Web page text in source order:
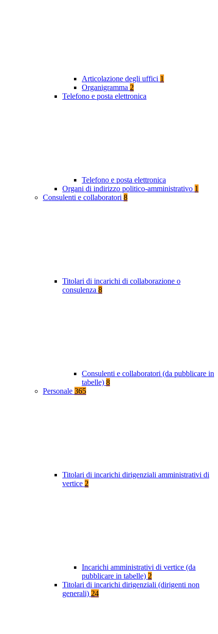
Articolazione degli uffici 1
Organigramma 2
Telefono e posta elettronica
Telefono e posta elettronica
Organi di indirizzo politico-amministrativo 1
Consulenti e collaboratori 8
Titolari di incarichi di collaborazione o
consulenza 8
Consulenti e collaboratori (da pubblicare in
tabelle) 8
Personale 365
Titolari di incarichi dirigenziali amministrativi di
vertice 2
Incarichi amministrativi di vertice (da
pubblicare in tabelle) 2
Titolari di incarichi dirigenziali (dirigenti non
generali) 24